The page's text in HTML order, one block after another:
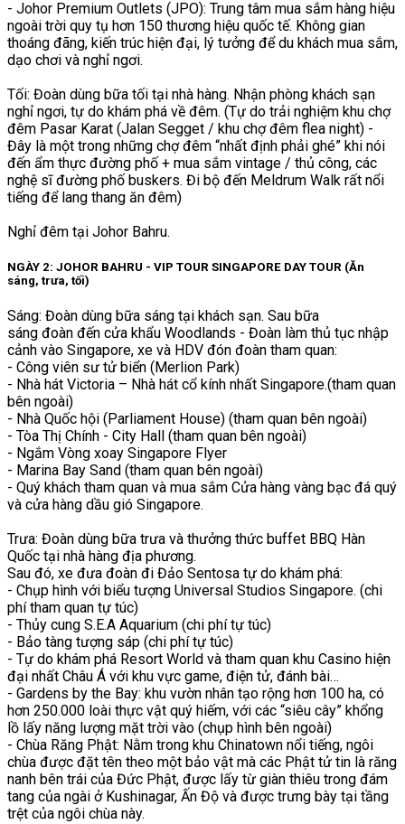
- Johor Premium Outlets (JPO): Trung tâm mua sắm hàng hiệu
ngoài trời quy tụ hơn 150 thương hiệu quốc tế. Không gian
thoáng đãng, kiến trúc hiện đại, lý tưởng để du khách mua sắm,
dạo chơi và nghỉ ngơi.
Tối: Đoàn dùng bữa tối tại nhà hàng. Nhận phòng khách sạn
nghỉ ngơi, tự do khám phá về đêm. (Tự do trải nghiệm khu chợ
đêm Pasar Karat (Jalan Segget / khu chợ đêm flea night) -
Đây là một trong những chợ đêm “nhất định phải ghé” khi nói
đến ẩm thực đường phố + mua sắm vintage / thủ công, các
nghệ sĩ đường phố buskers. Đi bộ đến Meldrum Walk rất nổi
tiếng để lang thang ăn đêm)
Nghỉ đêm tại Johor Bahru.
NGÀY 2: JOHOR BAHRU - VIP TOUR SINGAPORE DAY TOUR (Ăn
sáng, trưa, tối)
Sáng: Đoàn dùng bữa sáng tại khách sạn. Sau bữa
sáng đoàn đến cửa khẩu Woodlands - Đoàn làm thủ tục nhập
cảnh vào Singapore, xe và HDV đón đoàn tham quan:
- Công viên sư tử biển (Merlion Park)
- Nhà hát Victoria – Nhà hát cổ kính nhất Singapore.(tham quan
bên ngoài)
- Nhà Quốc hội (Parliament House) (tham quan bên ngoài)
- Tòa Thị Chính - City Hall (tham quan bên ngoài)
- Ngắm Vòng xoay Singapore Flyer
- Marina Bay Sand (tham quan bên ngoài)
- Quý khách tham quan và mua sắm Cửa hàng vàng bạc đá quý
và cửa hàng dầu gió Singapore.
Trưa: Đoàn dùng bữa trưa và thưởng thức buffet BBQ Hàn
Quốc tại nhà hàng địa phương.
Sau đó, xe đưa đoàn đi Đảo Sentosa tự do khám phá:
- Chụp hình với biểu tượng Universal Studios Singapore. (chi
phí tham quan tự túc)
- Thủy cung S.E.A Aquarium (chi phí tự túc)
- Bảo tàng tượng sáp (chi phí tự túc)
- Tự do khám phá Resort World và tham quan khu Casino hiện
đại nhất Châu Á với khu vực game, điện tử, đánh bài…
- Gardens by the Bay: khu vườn nhân tạo rộng hơn 100 ha, có
hơn 250.000 loài thực vật quý hiếm, với các “siêu cây” khổng
lồ lấy năng lượng mặt trời vào (chụp hình bên ngoài)
- Chùa Răng Phật: Nằm trong khu Chinatown nổi tiếng, ngôi
chùa được đặt tên theo một bảo vật mà các Phật tử tin là răng
nanh bên trái của Đức Phật, được lấy từ giàn thiêu trong đám
tang của ngài ở Kushinagar, Ấn Độ và được trưng bày tại tầng
trệt của ngôi chùa này.